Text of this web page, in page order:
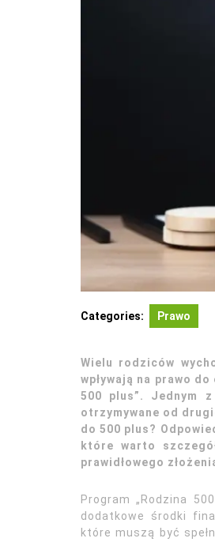
Categories: Prawo
Wielu rodziców
wpływają na prawo
500 plus”. Jednym
otrzymywane od
do 500 plus?
które warto
prawidłowego
Program „Rodzina
dodatkowe środki
które muszą być